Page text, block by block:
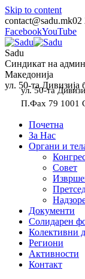
Skip to content
contact@sadu.mk02
FacebookYouTube
Sadu
Синдикат на
Македонија
ул. 50-та
ул. 50-та
П.Фах 79 1001
Почетна
За Нас
Органи и
Совет
Документи
Солидарен
Колективни
Региони
Активности
Контакт